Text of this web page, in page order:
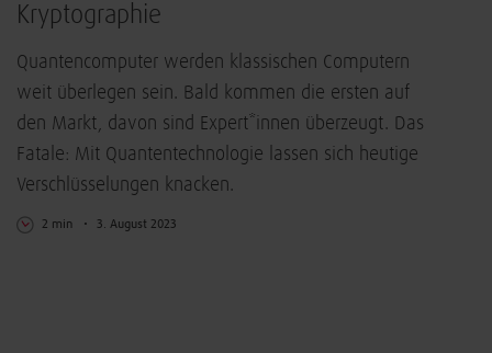
Kryptographie
Quantencomputer werden klassischen Computern
weit überlegen sein. Bald kommen die ersten auf
den Markt, davon sind Expert*innen überzeugt. Das
Fatale: Mit Quantentechnologie lassen sich heutige
Verschlüsselungen knacken.
2 min 3. August 2023